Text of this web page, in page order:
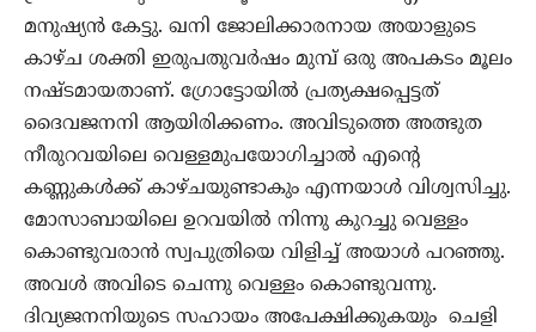
മനുഷ്യന്‍ കേട്ടു. ഖനി ജോലിക്കാരനായ അയാളുടെ
കാഴ്ച ശക്തി ഇരുപതുവര്‍ഷം മുമ്പ് ഒരു അപകടം മൂലം
നഷ്ടമായതാണ്. ഗ്രോട്ടോയില്‍ പ്രത്യക്ഷപ്പെട്ടത്
ദൈവജനനി ആയിരിക്കണം. അവിടുത്തെ അത്ഭുത
നീരുറവയിലെ വെള്ളമുപയോഗിച്ചാല്‍ എന്‍റെ
കണ്ണുകള്‍ക്ക് കാഴ്ചയുണ്ടാകും എന്നയാള്‍ വിശ്വസിച്ചു.
മോസാബായിലെ ഉറവയില്‍ നിന്നു കുറച്ചു വെള്ളം
കൊണ്ടുവരാൻ സ്വപുത്രിയെ വിളിച്ച് അയാള്‍ പറഞ്ഞു.
അവൾ അവിടെ ചെന്നു വെള്ളം കൊണ്ടുവന്നു.
ദിവ്യജനനിയുടെ സഹായം അപേക്ഷിക്കുകയും ചെളി